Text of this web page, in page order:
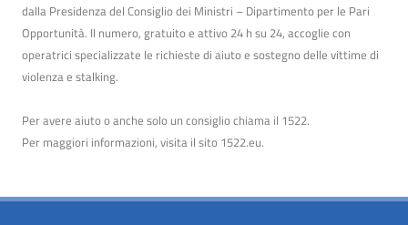
dalla Presidenza del Consiglio dei Ministri – Dipartimento per le Pari
Opportunità. Il numero, gratuito e attivo 24 h su 24, accoglie con
operatrici specializzate le richieste di aiuto e sostegno delle vittime di
violenza e stalking.
Per avere aiuto o anche solo un consiglio chiama il 1522.
Per maggiori informazioni, visita il sito 1522.eu.